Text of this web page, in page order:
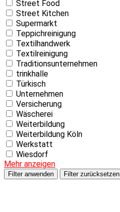
Street Food
Street Kitchen
Supermarkt
Teppichreinigung
Textilhandwerk
Textilreinigung
Traditionsunternehmen
trinkhalle
Türkisch
Unternehmen
Versicherung
Wäscherei
Weiterbildung
Weiterbildung Köln
Werkstatt
Wiesdorf
Mehr anzeigen
Filter anwenden Filter zurücksetzen